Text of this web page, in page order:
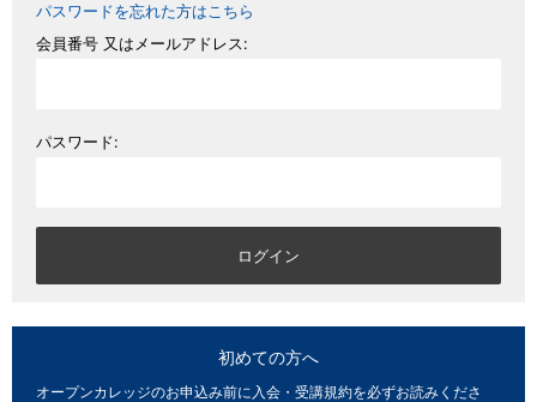
パスワードを忘れた方はこちら
会員番号 又はメールアドレス:
パスワード:
初めての方へ
オープンカレッジのお申込み前に入会・受講規約を必ずお読みくださ